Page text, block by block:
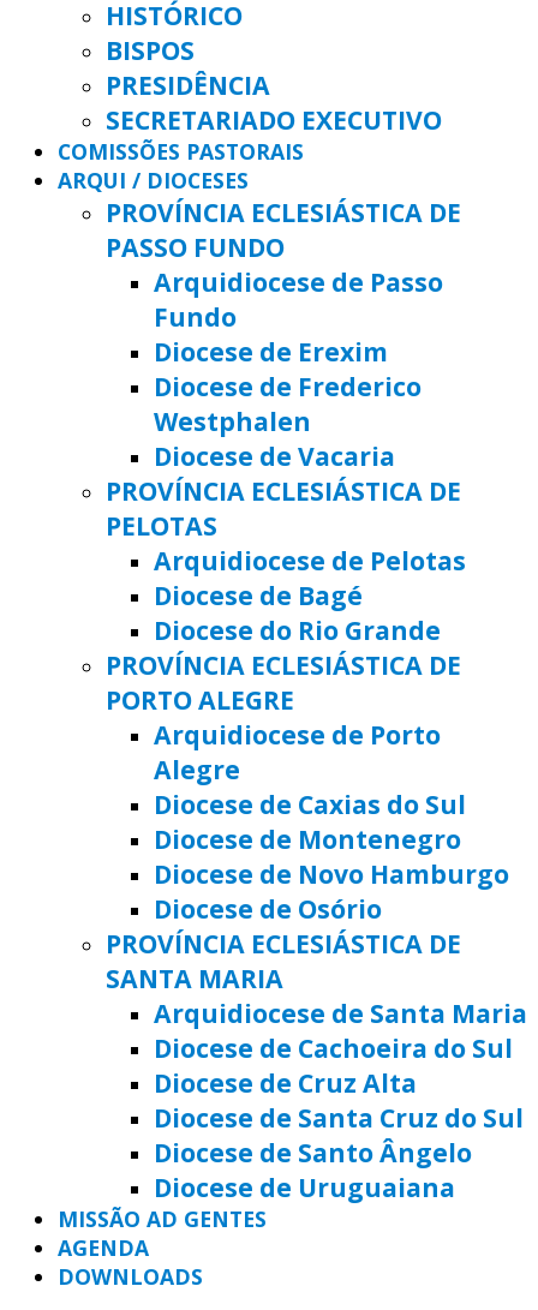
HISTÓRICO
BISPOS
PRESIDÊNCIA
SECRETARIADO EXECUTIVO
COMISSÕES PASTORAIS
ARQUI / DIOCESES
PROVÍNCIA ECLESIÁSTICA DE
PASSO FUNDO
Arquidiocese de Passo
Fundo
Diocese de Erexim
Diocese de Frederico
Westphalen
Diocese de Vacaria
PROVÍNCIA ECLESIÁSTICA DE
PELOTAS
Arquidiocese de Pelotas
Diocese de Bagé
Diocese do Rio Grande
PROVÍNCIA ECLESIÁSTICA DE
PORTO ALEGRE
Arquidiocese de Porto
Alegre
Diocese de Caxias do Sul
Diocese de Montenegro
Diocese de Novo Hamburgo
Diocese de Osório
PROVÍNCIA ECLESIÁSTICA DE
SANTA MARIA
Arquidiocese de Santa Maria
Diocese de Cachoeira do Sul
Diocese de Cruz Alta
Diocese de Santa Cruz do Sul
Diocese de Santo Ângelo
Diocese de Uruguaiana
MISSÃO AD GENTES
AGENDA
DOWNLOADS